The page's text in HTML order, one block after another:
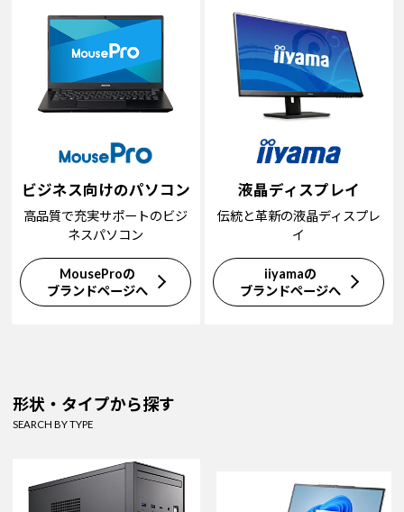
ビジネス向けのパソコン
高品質で充実サポートのビジ
ネスパソコン
MouseProの
ブランドページへ
液晶ディスプレイ
伝統と革新の液晶ディスプレ
イ
iiyamaの
ブランドページへ
形状・タイプから探す
SEARCH BY TYPE